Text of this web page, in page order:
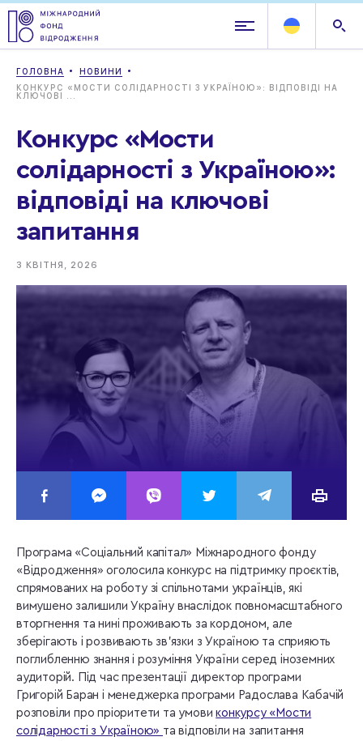
ГОЛОВНА
НОВИНИ
КОНКУРС «МОСТИ СОЛІДАРНОСТІ З УКРАЇНОЮ»: ВІДПОВІДІ НА
КЛЮЧОВІ ...
Конкурс «Мости
солідарності з Україною»:
відповіді на ключові
запитання
3 КВІТНЯ, 2026
Програма «Соціальний капітал» Міжнародного фонду
«Відродження» оголосила конкурс на підтримку проєктів,
спрямованих на роботу зі спільнотами українців, які
вимушено залишили Україну внаслідок повномасштабного
вторгнення та нині проживають за кордоном, але
зберігають і розвивають зв’язки з Україною та сприяють
поглибленню знання і розуміння України серед іноземних
аудиторій. Під час презентації директор програми
Григорій Баран і менеджерка програми Радослава Кабачій
розповіли про пріоритети та умовиконкурсу «Мости
солідарності з Україною» та відповіли на запитання